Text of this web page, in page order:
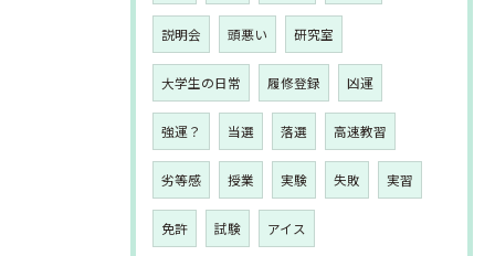
説明会 頭悪い 研究室
大学生の日常 履修登録 凶運
強運？ 当選 落選 高速教習
劣等感 授業 実験 失敗 実習
免許 試験 アイス